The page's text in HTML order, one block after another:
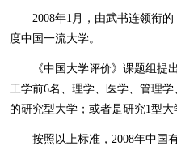
2008年1月，由武书连领衔
度中国一流大学。
《中国大学评价》课题组提
工学前6名、理学、医学、管理
的研究型大学；或者是研究1型大
按照以上标准，2008年中国